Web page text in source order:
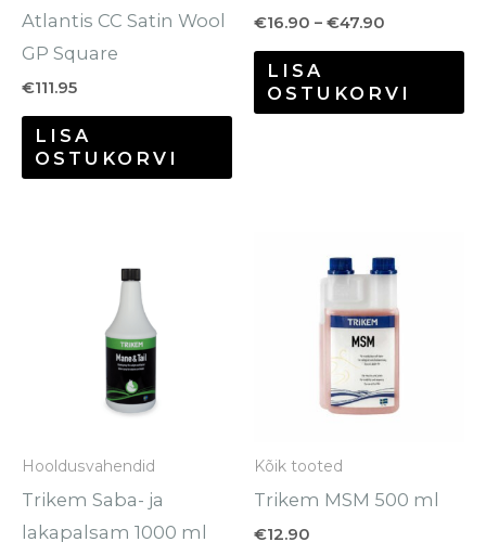
Atlantis CC Satin Wool
GP Square
€111.95
LISA
OSTUKORVI
€16.90 – €47.90
LISA
OSTUKORVI
Hooldusvahendid
Trikem Saba- ja
lakapalsam 1000 ml
Kõik tooted
Trikem MSM 500 ml
€12.90